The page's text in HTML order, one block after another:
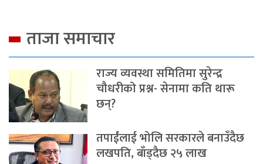
ताजा समाचार
राज्य व्यवस्था समितिमा सुरेन्द्र
चौधरीको प्रश्न- सेनामा कति थारू
छन्?
तपाईंलाई भोलि सरकारले बनाउँदैछ
लखपति, बाँड्दैछ २५ लाख